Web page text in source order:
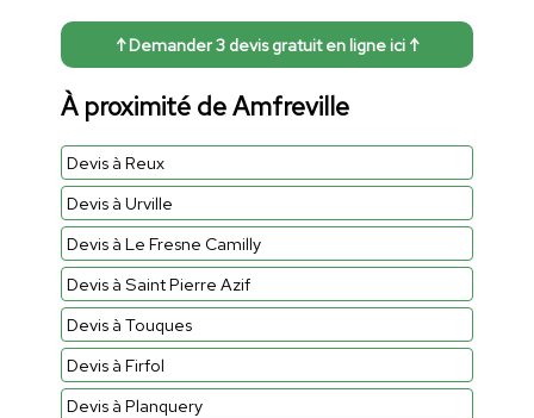
↑ Demander 3 devis gratuit en ligne ici ↑
À proximité de Amfreville
Devis à Reux
Devis à Urville
Devis à Le Fresne Camilly
Devis à Saint Pierre Azif
Devis à Touques
Devis à Firfol
Devis à Planquery